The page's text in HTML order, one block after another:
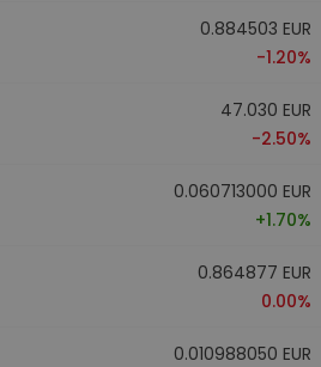
0.884503 EUR
-1.20%
47.030 EUR
-2.50%
0.060713000 EUR
+1.70%
0.864877 EUR
0.00%
0.010988050 EUR